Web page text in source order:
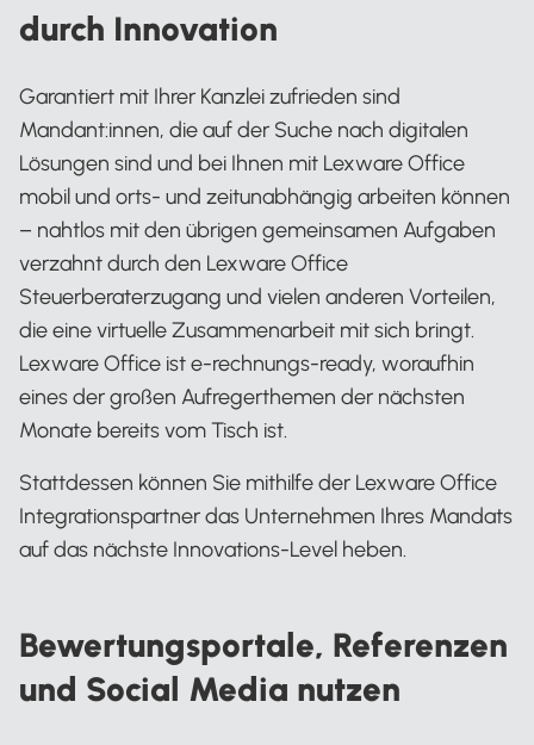
durch Innovation
Garantiert mit Ihrer Kanzlei zufrieden sind
Mandant:innen, die auf der Suche nach digitalen
Lösungen sind und bei Ihnen mit Lexware Office
mobil und orts- und zeitunabhängig arbeiten können
– nahtlos mit den übrigen gemeinsamen Aufgaben
verzahnt durch den Lexware Office
Steuerberaterzugang und vielen anderen Vorteilen,
die eine virtuelle Zusammenarbeit mit sich bringt.
Lexware Office ist e-rechnungs-ready, woraufhin
eines der großen Aufregerthemen der nächsten
Monate bereits vom Tisch ist.
Stattdessen können Sie mithilfe der Lexware Office
Integrationspartner das Unternehmen Ihres Mandats
auf das nächste Innovations-Level heben.
Bewertungsportale, Referenzen
und Social Media nutzen